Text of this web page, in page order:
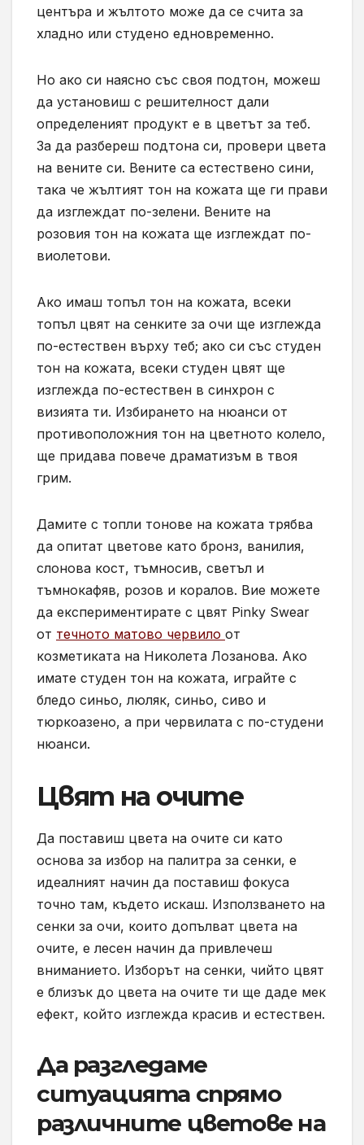
центъра и жълтото може да се счита за
хладно или студено едновременно.
Но ако си наясно със своя подтон, можеш
да установиш с решителност дали
определеният продукт е в цветът за теб.
За да разбереш подтона си, провери цвета
на вените си. Вените са естествено сини,
така че жълтият тон на кожата ще ги прави
да изглеждат по-зелени. Вените на
розовия тон на кожата ще изглеждат по-
виолетови.
Ако имаш топъл тон на кожата, всеки
топъл цвят на сенките за очи ще изглежда
по-естествен върху теб; ако си със студен
тон на кожата, всеки студен цвят ще
изглежда по-естествен в синхрон с
визията ти. Избирането на нюанси от
противоположния тон на цветното колело,
ще придава повече драматизъм в твоя
грим.
Дамите с топли тонове на кожата трябва
да опитат цветове като бронз, ванилия,
слонова кост, тъмносив, светъл и
тъмнокафяв, розов и коралов. Вие можете
да експериментирате с цвят Pinky Swear
от течното матово червило от
козметиката на Николета Лозанова. Ако
имате студен тон на кожата, играйте с
бледо синьо, люляк, синьо, сиво и
тюркоазено, а при червилата с по-студени
нюанси.
Цвят на очите
Да поставиш цвета на очите си като
основа за избор на палитра за сенки, е
идеалният начин да поставиш фокуса
точно там, където искаш. Използването на
сенки за очи, които допълват цвета на
очите, е лесен начин да привлечеш
вниманието. Изборът на сенки, чийто цвят
е близък до цвета на очите ти ще даде мек
ефект, който изглежда красив и естествен.
Да разгледаме
ситуацията спрямо
различните цветове на